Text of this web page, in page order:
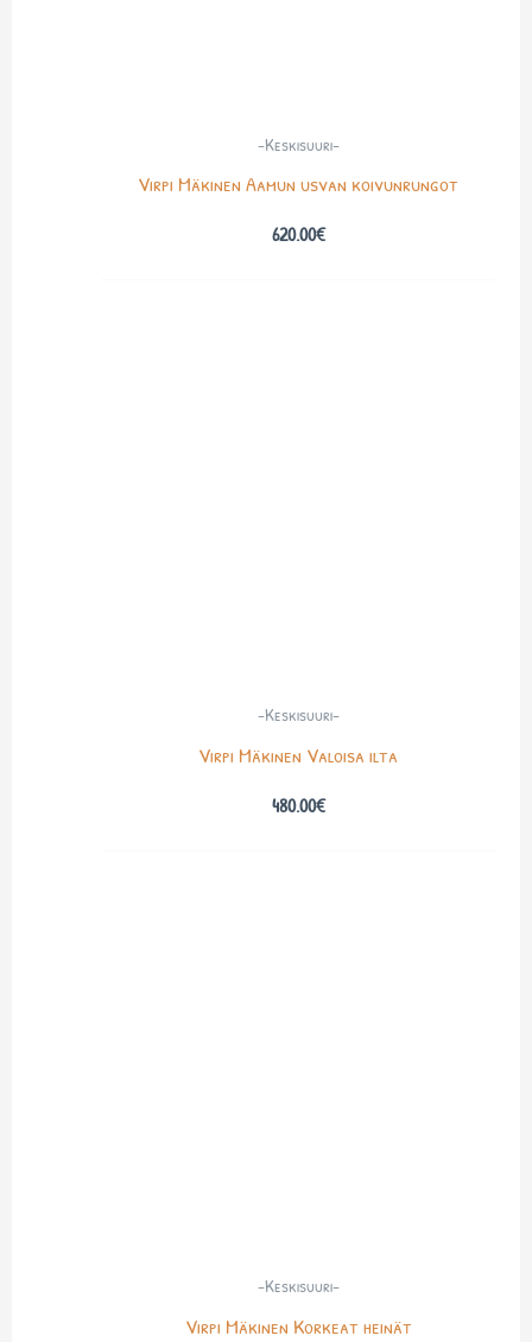
-Keskisuuri-
Virpi Mäkinen Aamun usvan koivunrungot
620.00€
-Keskisuuri-
Virpi Mäkinen Valoisa ilta
480.00€
-Keskisuuri-
Virpi Mäkinen Korkeat heinät